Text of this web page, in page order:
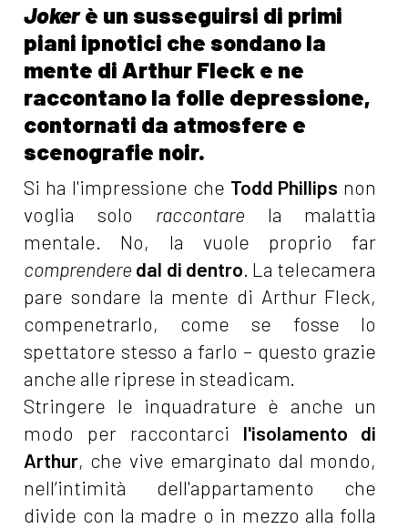
Jokerè un susseguirsi di primi
piani ipnotici che sondano la
mente di Arthur Fleck e ne
raccontano la folle depressione,
contornati da atmosfere e
scenografie noir.
Si ha l'impressione che Todd Phillips non
voglia solo raccontare la malattia
mentale. No, la vuole proprio far
comprendere dal di dentro. La telecamera
pare sondare la mente di Arthur Fleck,
compenetrarlo, come se fosse lo
spettatore stesso a farlo – questo grazie
anche alle riprese in steadicam.
Stringere le inquadrature è anche un
modo per raccontarci l'isolamento di
Arthur, che vive emarginato dal mondo,
nell’intimità dell'appartamento che
divide con la madre o in mezzo alla folla